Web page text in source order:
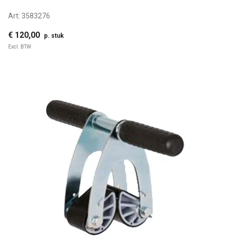
Art: 3583276
€ 120,00 p. stuk
Excl. BTW